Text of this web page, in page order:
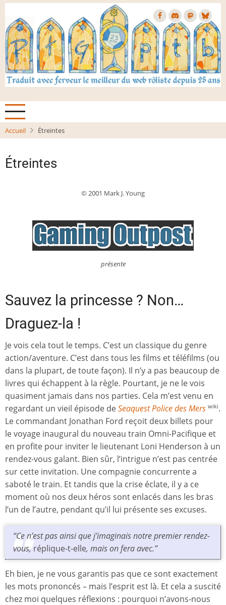
Aller
contenu
principal
Accueil Étreintes
Étreintes
© 2001 Mark J. Young
présente
Sauvez la princesse ? Non…
Draguez-la !
Je vois cela tout le temps. C’est un classique du genre
action/aventure. C’est dans tous les films et téléfilms (ou
dans la plupart, de toute façon). Il n’y a pas beaucoup de
livres qui échappent à la règle. Pourtant, je ne le vois
quasiment jamais dans nos parties. Cela m’est venu en
regardant un vieil épisode deSeaquest Police des Mers wiki.
Le commandant Jonathan Ford reçoit deux billets pour
le voyage inaugural du nouveau train Omni-Pacifique et
en profite pour inviter le lieutenant Loni Henderson à un
rendez-vous galant. Bien sûr, l’intrigue n’est pas centrée
sur cette invitation. Une compagnie concurrente a
saboté le train. Et tandis que la crise éclate, il y a ce
moment où nos deux héros sont enlacés dans les bras
l’un de l’autre, pendant qu’il lui présente ses excuses.
“Ce n’est pas ainsi que j’imaginais notre premier rendez-
vous,réplique-t-elle, mais on fera avec.”
Eh bien, je ne vous garantis pas que ce sont exactement
les mots prononcés – mais l’esprit est là. Et cela a suscité
chez moi quelques réflexions : pourquoi n’avons-nous